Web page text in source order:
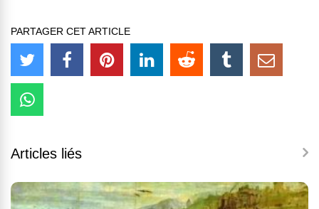
PARTAGER CET ARTICLE
Articles liés